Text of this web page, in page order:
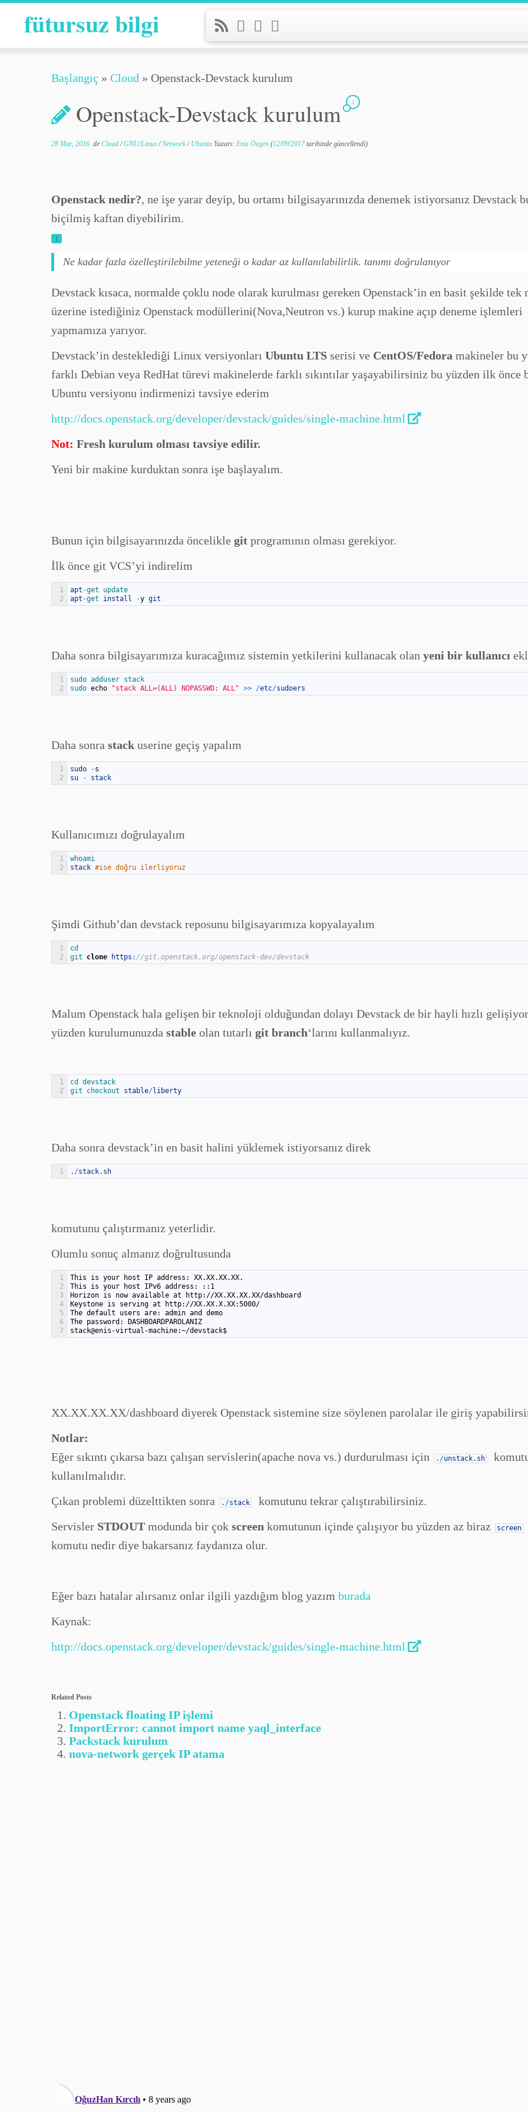
fütursuz bilgi
Başlangıç » Cloud » Openstack-Devstack kurulum
Openstack-Devstack kurulum 1
28 Mar, 2016 de Cloud/GNU/Linux/Network/ Ubuntu Yazarı: Enis Özgen (12/09/2017tarihinde güncellendi)
Openstack nedir?, ne işe yarar deyip, bu ortamı bilgisayarınızda denemek istiyorsanız Devstack
biçilmiş kaftan diyebilirim.
1
Ne kadar fazla özelleştirilebilme yeteneği o kadar az kullanılabilirlik. tanımı doğrulanıyor
Devstack kısaca, normalde çoklu node olarak kurulması gereken Openstack’in en basit şekilde tek
üzerine istediğiniz Openstack modüllerini(Nova,Neutron vs.) kurup makine açıp deneme işlemleri
yapmamıza yarıyor.
Devstack’in desteklediği Linux versiyonları Ubuntu LTS serisi ve CentOS/Fedora makineler bu
farklı Debian veya RedHat türevi makinelerde farklı sıkıntılar yaşayabilirsiniz bu yüzden ilk önce
Ubuntu versiyonu indirmenizi tavsiye ederim
http://docs.openstack.org/developer/devstack/guides/single-machine.html
Not: Fresh kurulum olması tavsiye edilir.
Yeni bir makine kurduktan sonra işe başlayalım.
Bunun için bilgisayarınızda öncelikle git programının olması gerekiyor.
İlk önce git VCS’yi indirelim
1
2
apt -get update
apt -get install -y git
Daha sonra bilgisayarımıza kuracağımız sistemin yetkilerini kullanacak olan yeni bir kullanıcı
1
2
sudo adduser stack
sudo echo "stack ALL=(ALL) NOPASSWD: ALL" >> /etc/sudoers
Daha sonra stack userine geçiş yapalım
1
2
sudo -s
su
- stack
Kullanıcımızı doğrulayalım
1
2
whoami
stack #ise doğru ilerliyoruz
Şimdi Github’dan devstack reposunu bilgisayarımıza kopyalayalım
1
2
cd
git clone https : //git.openstack.org/openstack-dev/devstack
Malum Openstack hala gelişen bir teknoloji olduğundan dolayı Devstack de bir hayli hızlı
yüzden kurulumunuzda stable olan tutarlı git branch‘larını kullanmalıyız.
1
2
cd devstack
git checkout stable/liberty
Daha sonra devstack’in en basit halini yüklemek istiyorsanız direk
1 . /stack. sh
komutunu çalıştırmanız yeterlidir.
Olumlu sonuç almanız doğrultusunda
1
2
3
4
5
6
7
This is your host IP address: XX.XX.XX.XX.
This is your host IPv6 address: ::1
Horizon is now available at http://XX.XX.XX.XX/dashboard
Keystone is serving at http://XX.XX.X.XX:5000/
The default users are: admin and demo
The password: DASHBOARDPAROLANIZ
stack@enis-virtual-machine:~/devstack$
XX.XX.XX.XX/dashboard diyerek Openstack sistemine size söylenen parolalar ile giriş
Notlar:
Eğer sıkıntı çıkarsa bazı çalışan servislerin(apache nova vs.) durdurulması için
. /unstack. sh
kullanılmalıdır.
Çıkan problemi düzelttikten sonra
. /stack
komutunu tekrar çalıştırabilirsiniz.
Servisler STDOUT modunda bir çok screen komutunun içinde çalışıyor bu yüzden az biraz screen
komutu nedir diye bakarsanız faydanıza olur.
Eğer bazı hatalar alırsanız onlar ilgili yazdığım blog yazım burada
Kaynak:
http://docs.openstack.org/developer/devstack/guides/single-machine.html
Related Posts
Openstack floating IP işlemi
ImportError: cannot import name yaql_interface
Packstack kurulum
nova-network gerçek IP atama